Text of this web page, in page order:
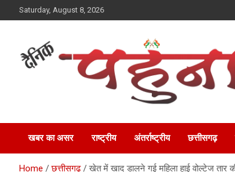
to
Saturday, August 8, 2026
Dainik Pahuna
खबर का असर राष्ट्रीय अंतर्राष्ट्रीय छत्तीसगढ़
Home छत्तीसगढ़ खेत में खाद डालने गई महिला हाई वोल्टेज तार